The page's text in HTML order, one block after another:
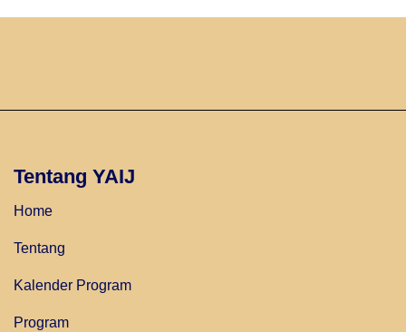
Tentang YAIJ
Home
Tentang
Kalender Program
Program